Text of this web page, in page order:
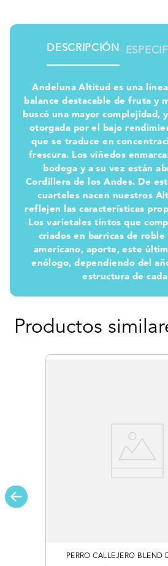
DESCRIPCIÓN
Andeluna Altitud es una
balance destacable de fruta y
buscó una mayor complejidad,
otorgada por el bajo
que se traduce en
frescura. Los viñedos
bodega y a su vez están
Cordillera de los Andes. De
cuarteles nacen nuestros
reflejen las características
Los varietales tintos que
criados en barricas de
americano, aporte, este
enólogo, dependiendo del
estructura de
Productos
PERRO CALLEJERO BLEND